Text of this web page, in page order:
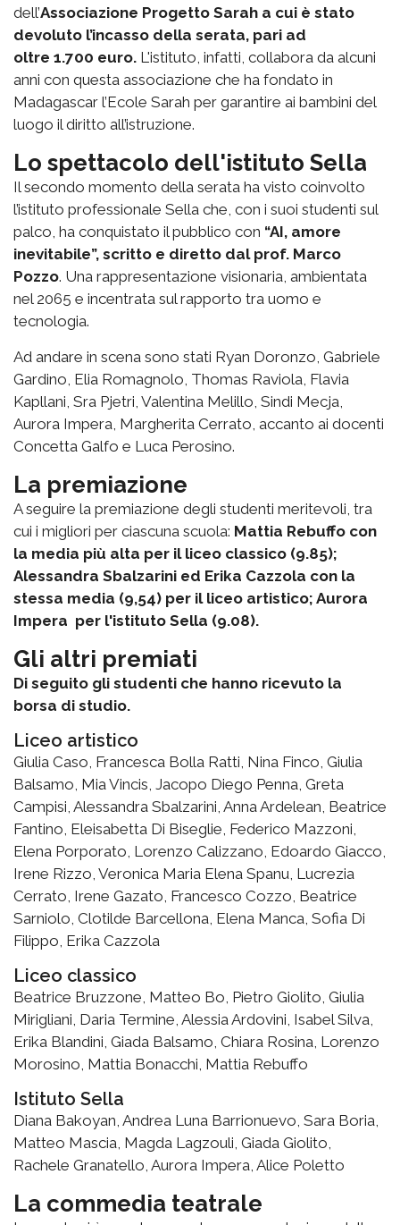
dell’Associazione Progetto Sarah a cui è stato
devoluto l’incasso della serata, pari ad
oltre 1.700 euro. L'istituto, infatti, collabora da alcuni
anni con questa associazione che ha fondato in
Madagascar l’Ecole Sarah per garantire ai bambini del
luogo il diritto all’istruzione.
Lo spettacolo dell'istituto Sella
Il secondo momento della serata ha visto coinvolto
l’istituto professionale Sella che, con i suoi studenti sul
palco, ha conquistato il pubblico con “AI, amore
inevitabile”, scritto e diretto dal prof. Marco
Pozzo. Una rappresentazione visionaria, ambientata
nel 2065 e incentrata sul rapporto tra uomo e
tecnologia.
Ad andare in scena sono stati Ryan Doronzo, Gabriele
Gardino, Elia Romagnolo, Thomas Raviola, Flavia
Kapllani, Sra Pjetri, Valentina Melillo, Sindi Mecja,
Aurora Impera, Margherita Cerrato, accanto ai docenti
Concetta Galfo e Luca Perosino.
La premiazione
A seguire la premiazione degli studenti meritevoli, tra
cui i migliori per ciascuna scuola: Mattia Rebuffo con
la media più alta per il liceo classico (9.85);
Alessandra Sbalzarini ed Erika Cazzola con la
stessa media (9,54) per il liceo artistico; Aurora
Impera per l'istituto Sella (9.08).
Gli altri premiati
Di seguito gli studenti che hanno ricevuto la
borsa di studio.
Liceo artistico
Giulia Caso, Francesca Bolla Ratti, Nina Finco, Giulia
Balsamo, Mia Vincis, Jacopo Diego Penna, Greta
Campisi, Alessandra Sbalzarini, Anna Ardelean, Beatrice
Fantino, Eleisabetta Di Biseglie, Federico Mazzoni,
Elena Porporato, Lorenzo Calizzano, Edoardo Giacco,
Irene Rizzo, Veronica Maria Elena Spanu, Lucrezia
Cerrato, Irene Gazato, Francesco Cozzo, Beatrice
Sarniolo, Clotilde Barcellona, Elena Manca, Sofia Di
Filippo, Erika Cazzola
Liceo classico
Beatrice Bruzzone, Matteo Bo, Pietro Giolito, Giulia
Mirigliani, Daria Termine, Alessia Ardovini, Isabel Silva,
Erika Blandini, Giada Balsamo, Chiara Rosina, Lorenzo
Morosino, Mattia Bonacchi, Mattia Rebuffo
Istituto Sella
Diana Bakoyan, Andrea Luna Barrionuevo, Sara Boria,
Matteo Mascia, Magda Lagzouli, Giada Giolito,
Rachele Granatello, Aurora Impera, Alice Poletto
La commedia teatrale